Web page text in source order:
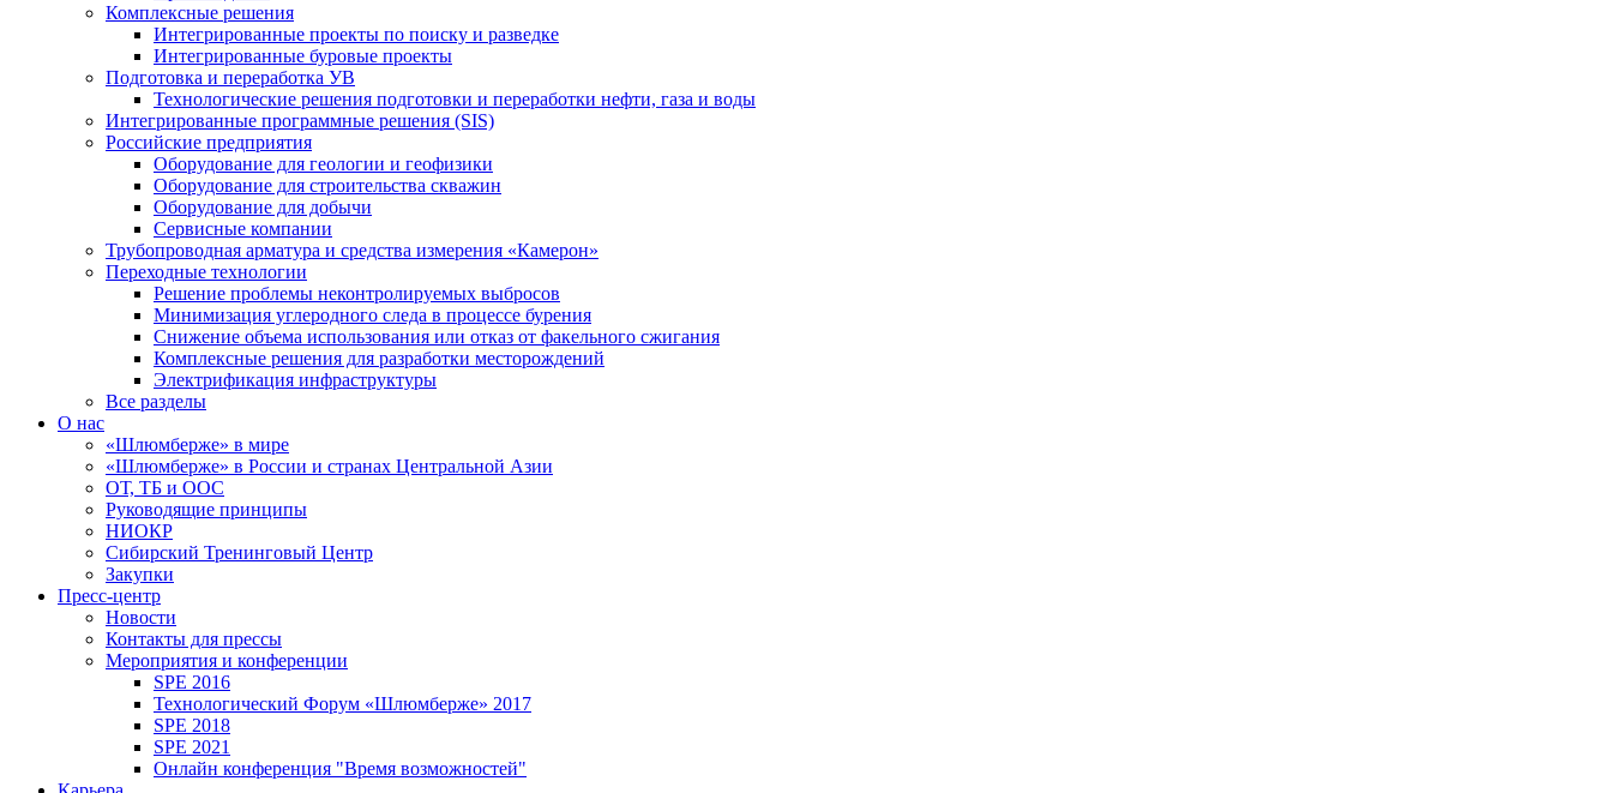
Комплексные решения
Интегрированные проекты по поиску и разведке
Интегрированные буровые проекты
Подготовка и переработка УВ
Технологические решения подготовки и переработки нефти, газа и воды
Интегрированные программные решения (SIS)
Российские предприятия
Оборудование для геологии и геофизики
Оборудование для строительства скважин
Оборудование для добычи
Сервисные компании
Трубопроводная арматура и средства измерения «Камерон»
Переходные технологии
Решение проблемы неконтролируемых выбросов
Минимизация углеродного следа в процессе бурения
Снижение объема использования или отказ от факельного сжигания
Комплексные решения для разработки месторождений
Электрификация инфраструктуры
Все разделы
О нас
«Шлюмберже» в мире
«Шлюмберже» в России и странах Центральной Азии
ОТ, ТБ и ООС
Руководящие принципы
НИОКР
Сибирский Тренинговый Центр
Закупки
Пресс-центр
Новости
Контакты для прессы
Мероприятия и конференции
SPE 2016
Технологический Форум «Шлюмберже» 2017
SPE 2018
SPE 2021
Онлайн конференция "Время возможностей"